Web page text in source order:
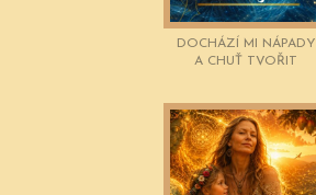
DOCHÁZÍ MI NÁPADY
A CHUŤ TVOŘIT